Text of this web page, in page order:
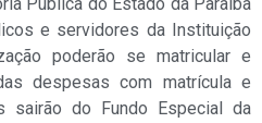
e servidores da Instituição
poderão se matricular e
despesas com matrícula e
sairão do Fundo Especial da